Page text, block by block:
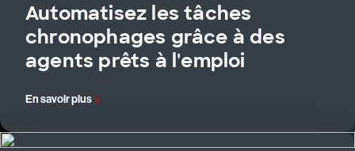
Automatisez les tâches
chronophages grâce à des
agents prêts à l'emploi
En savoir plus